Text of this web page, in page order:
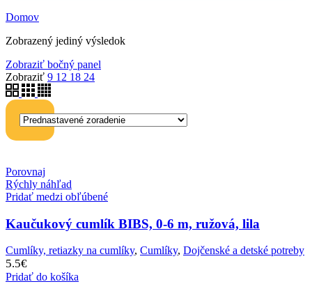
Domov
Zobrazený jediný výsledok
Zobraziť bočný panel
Zobraziť 9 12 18 24
Porovnaj
Rýchly náhľad
Pridať medzi obľúbené
Kaučukový cumlík BIBS, 0-6 m, ružová, lila
Cumlíky, retiazky na cumlíky, Cumlíky, Dojčenské a detské potreby
5.5€
Pridať do košíka